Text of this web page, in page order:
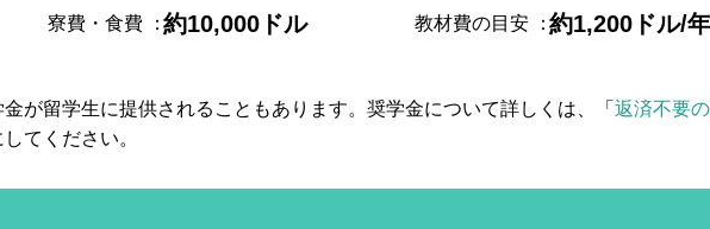
寮費・食費 ：約10,000ドル 教材費の目安 ：約1,200ドル/年
が留学生に提供されることもあります。奨学金について詳しくは、「返済不要
てください。